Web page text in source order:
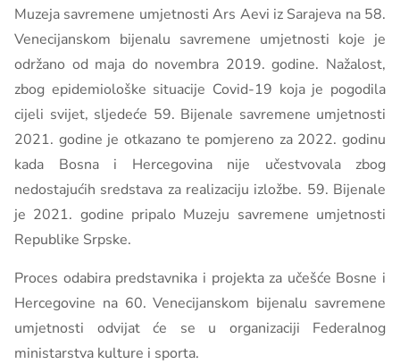
Muzeja savremene umjetnosti Ars Aevi iz Sarajeva na 58.
Venecijanskom bijenalu savremene umjetnosti koje je
održano od maja do novembra 2019. godine. Nažalost,
zbog epidemiološke situacije Covid-19 koja je pogodila
cijeli svijet, sljedeće 59. Bijenale savremene umjetnosti
2021. godine je otkazano te pomjereno za 2022. godinu
kada Bosna i Hercegovina nije učestvovala zbog
nedostajućih sredstava za realizaciju izložbe. 59. Bijenale
je 2021. godine pripalo Muzeju savremene umjetnosti
Republike Srpske.
Proces odabira predstavnika i projekta za učešće Bosne i
Hercegovine na 60. Venecijanskom bijenalu savremene
umjetnosti odvijat će se u organizaciji Federalnog
ministarstva kulture i sporta.